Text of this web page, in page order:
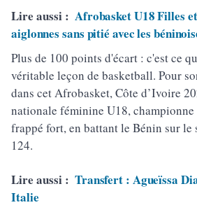
Lire aussi : Afrobasket U18 Filles
aiglonnes sans pitié avec les
Plus de 100 points d'écart : c'est ce
véritable leçon de basketball. Pour
dans cet Afrobasket, Côte d’Ivoire
nationale féminine U18,
frappé fort, en battant le Bénin sur le
124.
Lire aussi : Transfert : Agueïssa
Italie